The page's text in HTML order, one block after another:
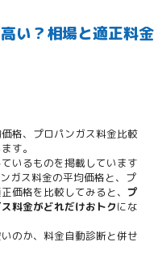
い？相場と適正料金
格、プロパンガス料金比較
す。
いるものを掲載しています
ガス料金の平均価格と、プ
価格を比較してみると、 プ
料金がどれだけおトクにな
のか、料金自動診断と併せ